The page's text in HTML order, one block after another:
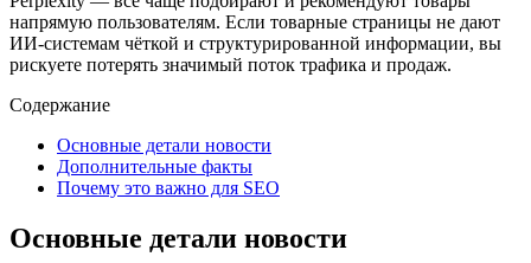
напрямую пользователям. Если товарные страницы не дают
ИИ‑системам чёткой и структурированной информации, вы
рискуете потерять значимый поток трафика и продаж.
Содержание
Основные детали новости
Дополнительные факты
Почему это важно для SEO
Основные детали новости